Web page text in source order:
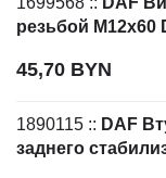
резьбой M12x60
45,70 BYN
1890115 :: DAF
заднего